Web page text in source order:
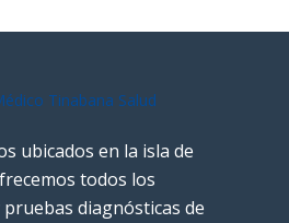
ubicados en la isla de
todos los
diagnósticas de